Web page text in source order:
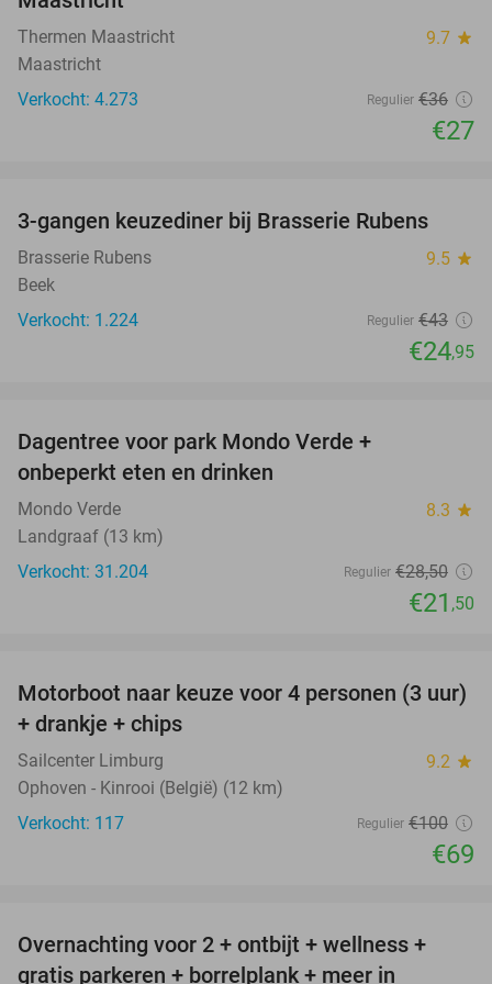
Thermen Maastricht 9.7 star
Maastricht
Verkocht: 4.273
Regulier €36
€27
42%
3-gangen keuzediner bij Brasserie Rubens
Brasserie Rubens 9.5 star
Beek
Verkocht: 1.224
Regulier €43
€24,95
Dagentree voor park Mondo Verde +
onbeperkt eten en drinken
Mondo Verde 8.3 star
Landgraaf (13 km)
Verkocht: 31.204
Regulier €28,50
€21 ,50
31%
Motorboot naar keuze voor 4 personen (3 uur)
+ drankje + chips
Sailcenter Limburg 9.2 star
Ophoven - Kinrooi (België) (12 km)
Verkocht: 117
Regulier €100
€69
33%
Overnachting voor 2 + ontbijt + wellness +
gratis parkeren + borrelplank + meer in